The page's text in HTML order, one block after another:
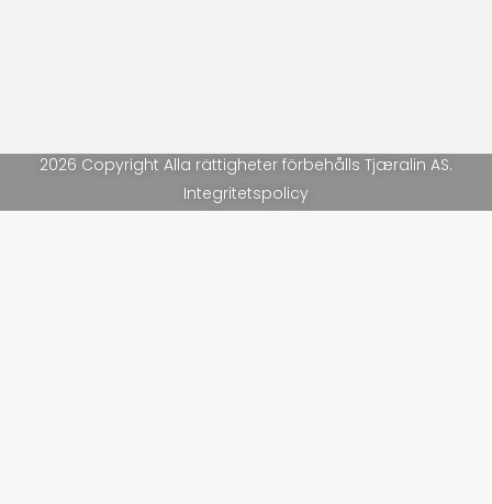
2026 Copyright Alla rättigheter förbehålls Tjæralin AS.
Integritetspolicy